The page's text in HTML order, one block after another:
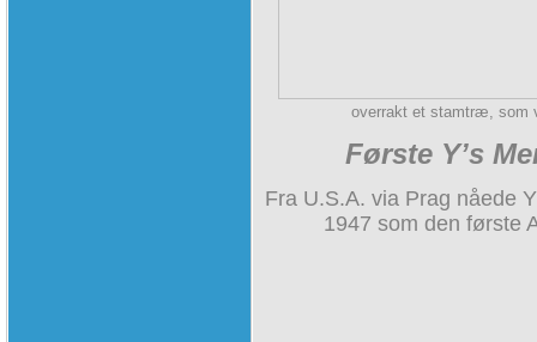
overrakt et stamtræ, som
Første Y’s
Fra U.S.A. via Prag nåede
1947 som den første